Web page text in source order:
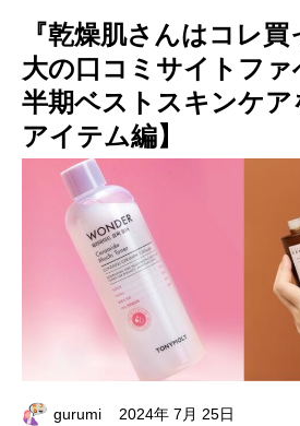
『乾燥肌さんはコレ
大の口コミサイトファ
半期ベストスキンケア
アイテム編】
gurumi 2024年 7月 25日